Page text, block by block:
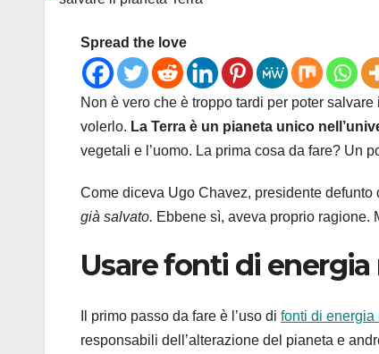
Spread the love
Non è vero che è troppo tardi per poter
volerlo. La Terra è un pianeta unico
vegetali e l’uomo. La prima cosa da fare? Un
Come diceva Ugo Chavez, presidente defunto
già salvato. Ebbene sì, aveva proprio ragione.
Usare fonti di
Il primo passo da fare è l’uso di fonti di
responsabili dell’alterazione del pianeta e